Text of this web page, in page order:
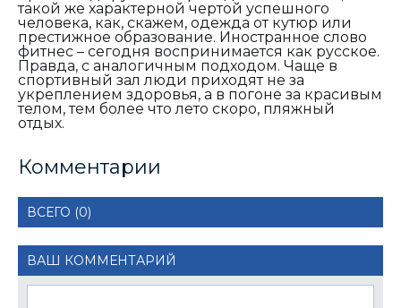
такой же характерной чертой успешного
человека, как, скажем, одежда от кутюр или
престижное образование. Иностранное слово
фитнес – сегодня воспринимается как русское.
Правда, с аналогичным подходом. Чаще в
спортивный зал люди приходят не за
укреплением здоровья, а в погоне за красивым
телом, тем более что лето скоро, пляжный
отдых.
Комментарии
ВСЕГО (0)
ВАШ КОММЕНТАРИЙ